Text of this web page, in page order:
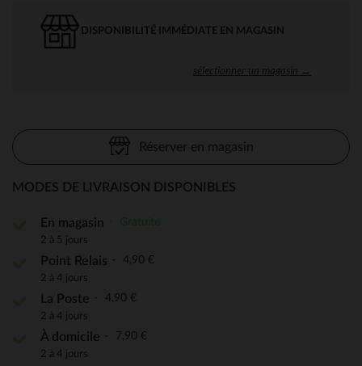
DISPONIBILITÉ IMMÉDIATE EN MAGASIN
sélectionner un magasin →
Réserver en magasin
MODES DE LIVRAISON DISPONIBLES
En magasin
2 à 5 jours
Point Relais 4,90 €
2 à 4 jours
La Poste 4,90 €
2 à 4 jours
À domicile 7,90 €
2 à 4 jours